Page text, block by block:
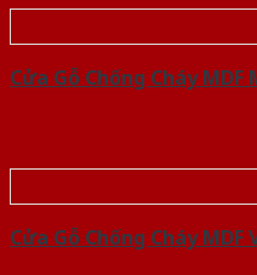
Cửa Gỗ Chống Cháy MDF
Cửa Gỗ Chống Cháy MDF